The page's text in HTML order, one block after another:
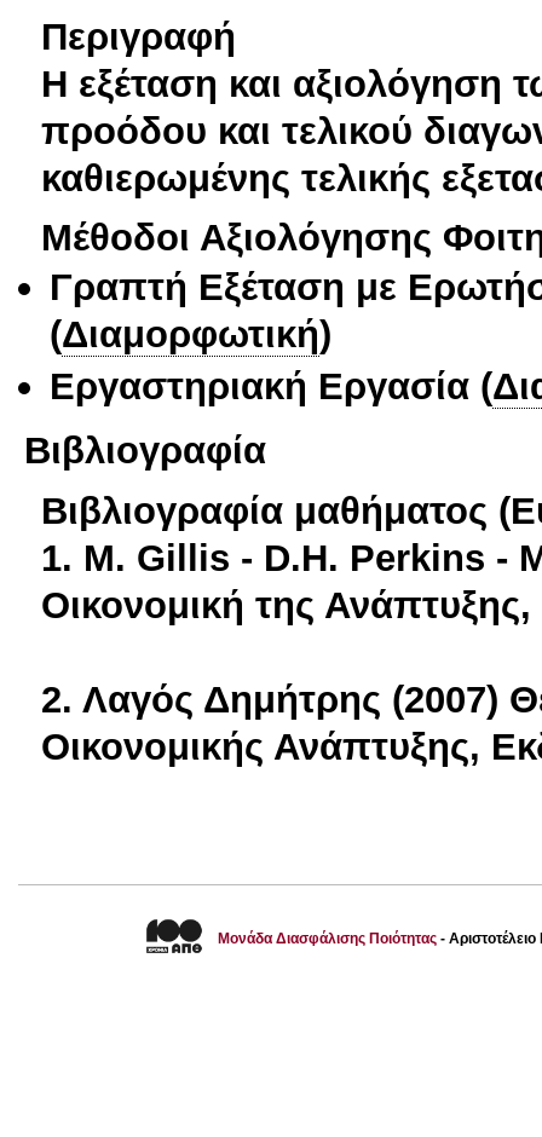
Περιγραφή
Η εξέταση και αξιολόγηση
προόδου και τελικού
καθιερωμένης τελικής
Μέθοδοι Αξιολόγησης
Γραπτή Εξέταση με
(Διαμορφωτική)
Εργαστηριακή Εργασία(
Βιβλιογραφία
Βιβλιογραφία μαθήματος
1. M. Gillis - D.H. Perkins -
Οικονομική της
2. Λαγός Δημήτρης (2007)
Οικονομικής Ανάπτυξης,
Μονάδα Διασφάλισης Ποιότητας -